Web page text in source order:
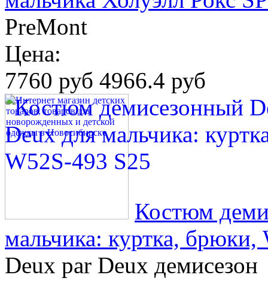
PreMont
Цена:
7760 руб 4966.4 руб
Костюм
мальчика: куртка, брюки,
Deux par Deux демисезон